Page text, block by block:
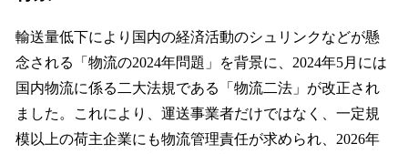
輸送量低下により国内の経済活動のシュリンクなどが懸
念される「物流の2024年問題」を背景に、2024年5月には
国内物流に係る二大法規である「物流二法」が改正され
ました。これにより、運送事業者だけではなく、一定規
模以上の荷主企業にも物流管理責任が求められ、2026年